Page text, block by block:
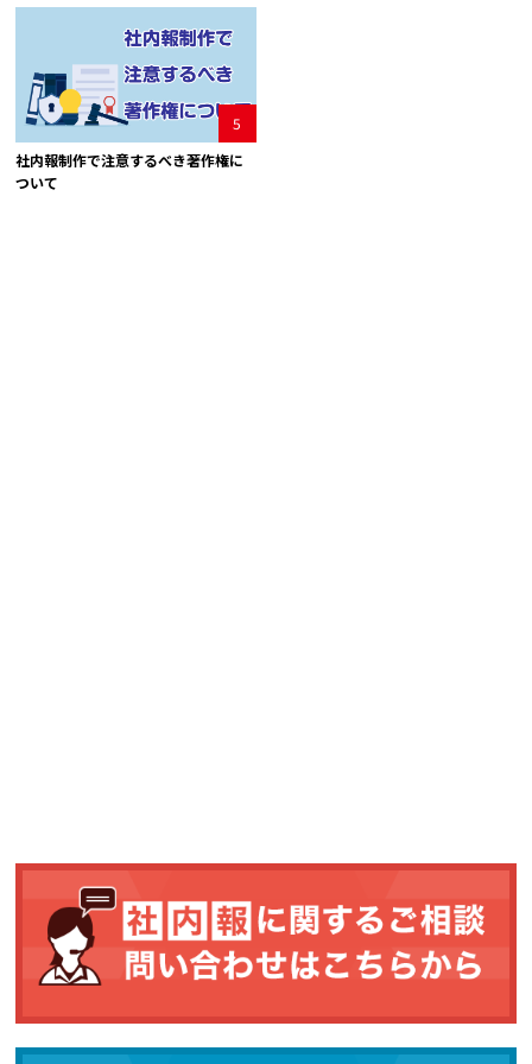
5
社内報制作で注意するべき著作権に
ついて